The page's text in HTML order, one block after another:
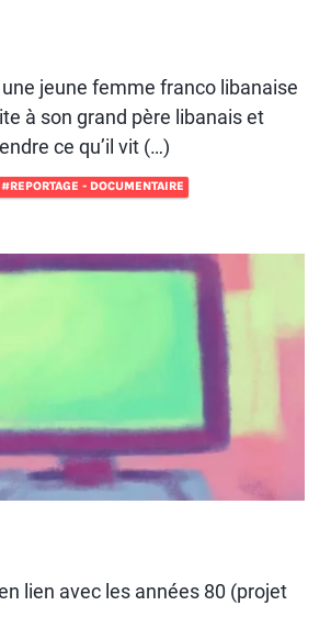
jeune femme franco libanaise
à son grand père libanais et
ce qu’il vit (…)
#REPORTAGE - DOCUMENTAIRE
lien avec les années 80 (projet